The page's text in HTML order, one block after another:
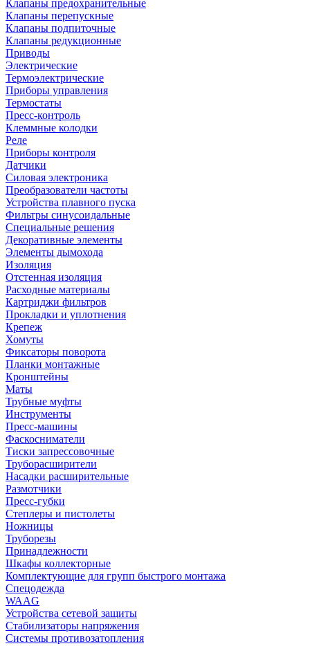
Клапаны предохранительные
Клапаны перепускные
Клапаны подпиточные
Клапаны редукционные
Приводы
Электрические
Термоэлектрические
Приборы управления
Термостаты
Пресс-контроль
Клеммные колодки
Реле
Приборы контроля
Датчики
Силовая электроника
Преобразователи частоты
Устройства плавного пуска
Фильтры синусоидальные
Специальные решения
Декоративные элементы
Элементы дымохода
Изоляция
Отстенная изоляция
Расходные материалы
Картриджи фильтров
Прокладки и уплотнения
Крепеж
Хомуты
Фиксаторы поворота
Планки монтажные
Кронштейны
Маты
Трубные муфты
Инструменты
Пресс-машины
Фаскосниматели
Тиски запрессовочные
Труборасширители
Насадки расширительные
Размотчики
Пресс-губки
Степлеры и пистолеты
Ножницы
Труборезы
Принадлежности
Шкафы коллекторные
Комплектующие для групп быстрого монтажа
Спецодежда
WAAG
Устройства сетевой защиты
Стабилизаторы напряжения
Системы противозатопления